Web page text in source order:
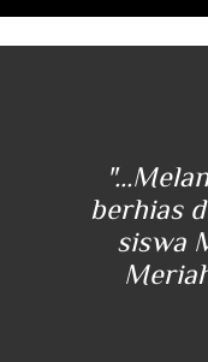
berhias
siswa